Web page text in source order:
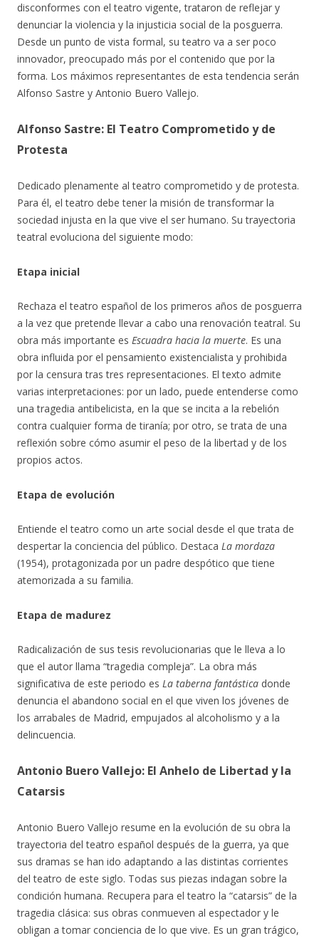
disconformes con el teatro vigente, trataron de reflejar y
denunciar la violencia y la injusticia social de la posguerra.
Desde un punto de vista formal, su teatro va a ser poco
innovador, preocupado más por el contenido que por la
forma. Los máximos representantes de esta tendencia serán
Alfonso Sastre y Antonio Buero Vallejo.
Alfonso Sastre: El Teatro Comprometido y de
Protesta
Dedicado plenamente al teatro comprometido y de protesta.
Para él, el teatro debe tener la misión de transformar la
sociedad injusta en la que vive el ser humano. Su trayectoria
teatral evoluciona del siguiente modo:
Etapa inicial
Rechaza el teatro español de los primeros años de posguerra
a la vez que pretende llevar a cabo una renovación teatral. Su
obra más importante es Escuadra hacia la muerte. Es una
obra influida por el pensamiento existencialista y prohibida
por la censura tras tres representaciones. El texto admite
varias interpretaciones: por un lado, puede entenderse como
una tragedia antibelicista, en la que se incita a la rebelión
contra cualquier forma de tiranía; por otro, se trata de una
reflexión sobre cómo asumir el peso de la libertad y de los
propios actos.
Etapa de evolución
Entiende el teatro como un arte social desde el que trata de
despertar la conciencia del público. Destaca La mordaza
(1954), protagonizada por un padre despótico que tiene
atemorizada a su familia.
Etapa de madurez
Radicalización de sus tesis revolucionarias que le lleva a lo
que el autor llama “tragedia compleja”. La obra más
significativa de este periodo es La taberna fantástica donde
denuncia el abandono social en el que viven los jóvenes de
los arrabales de Madrid, empujados al alcoholismo y a la
delincuencia.
Antonio Buero Vallejo: El Anhelo de Libertad y la
Catarsis
Antonio Buero Vallejo resume en la evolución de su obra la
trayectoria del teatro español después de la guerra, ya que
sus dramas se han ido adaptando a las distintas corrientes
del teatro de este siglo. Todas sus piezas indagan sobre la
condición humana. Recupera para el teatro la “catarsis” de la
tragedia clásica: sus obras conmueven al espectador y le
obligan a tomar conciencia de lo que vive. Es un gran trágico,